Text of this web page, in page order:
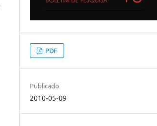
PDF
Publicado
2010-05-09